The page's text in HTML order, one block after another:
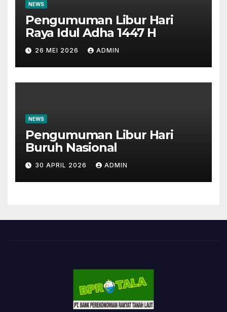
NEWS
Pengumuman Libur Hari
Raya Idul Adha 1447 H
26 MEI 2026 ADMIN
NEWS
Pengumuman Libur Hari
Buruh Nasional
30 APRIL 2026 ADMIN